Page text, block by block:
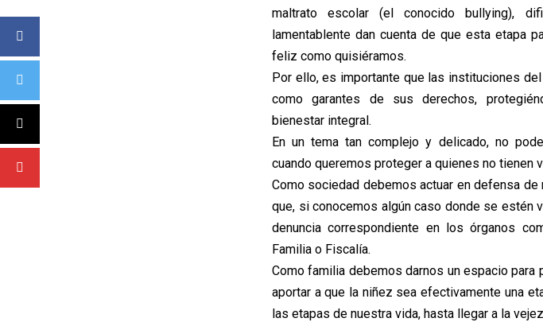
maltrato escolar (el conocido bullying),
lamentablente dan cuenta de que esta etapa
feliz como quisiéramos.
Por ello, es importante que las instituciones
como garantes de sus derechos,
bienestar integral.
En un tema tan complejo y delicado, no
cuando queremos proteger a quienes no tienen
Como sociedad debemos actuar en defensa
que, si conocemos algún caso donde se estén
denuncia correspondiente en los órganos
Familia o Fiscalía.
Como familia debemos darnos un espacio
aportar a que la niñez sea efectivamente una
las etapas de nuestra vida, hasta llegar a la